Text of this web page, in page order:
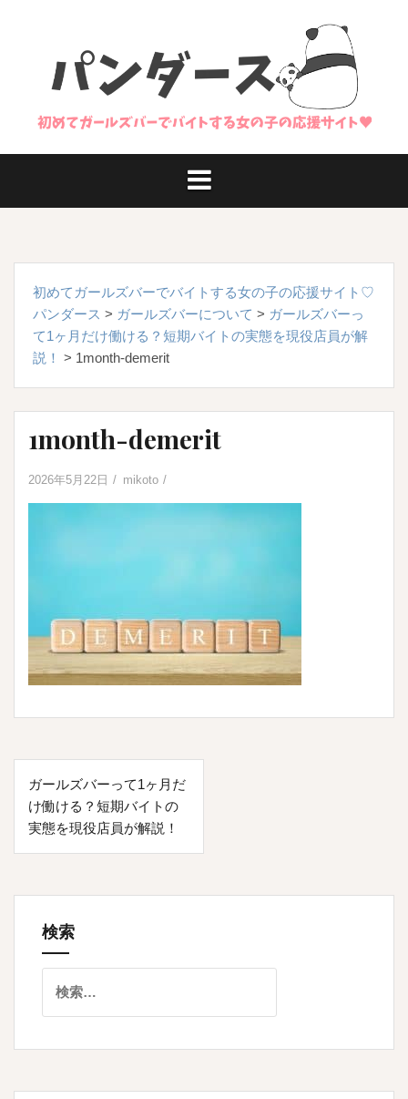
プ
初めてガールズバーでバイトする女の子の応援サイト♡
パンダース > ガールズバーについて > ガールズバーっ
て1ヶ月だけ働ける？短期バイトの実態を現役店員が解
説！ > 1month-demerit
1month-demerit
2026年5月22日 mikoto
投
稿
ナ
ビ
ゲ
ガールズバーって1ヶ月だ
け働ける？短期バイトの
実態を現役店員が解説！
検索
索: